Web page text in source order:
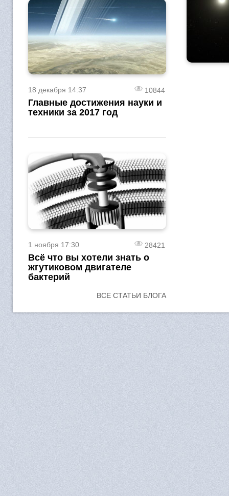
18 декабря 14:37 10844
Главные достижения науки и
техники за 2017 год
1 ноября 17:30 28421
Всё что вы хотели знать о
жгутиковом двигателе
бактерий
ВСЕ СТАТЬИ БЛОГА